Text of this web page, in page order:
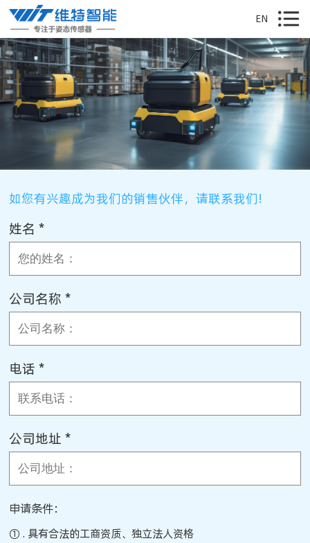
EN
如您有兴趣成为我们的销售伙伴，请联系我们!
姓名 *
公司名称 *
电话 *
公司地址 *
申请条件：
① . 具有合法的工商资质、独立法人资格